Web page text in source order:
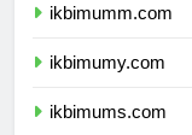
ikbimumm.com
ikbimumy.com
ikbimums.com